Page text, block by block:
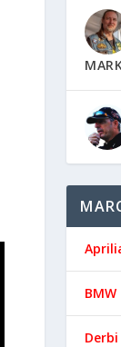
BMW
Derbi